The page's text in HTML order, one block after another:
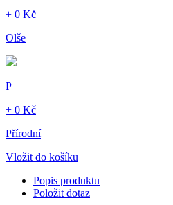
+ 0 Kč
Olše
P
+ 0 Kč
Přírodní
Vložit do košíku
Popis produktu
Položit dotaz